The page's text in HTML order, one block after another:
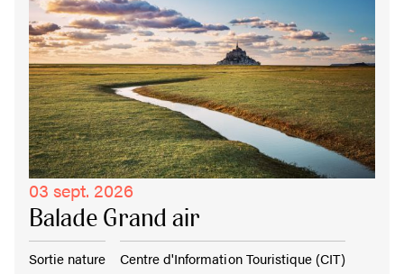
03 sept. 2026
Balade Grand air
Sortie nature Centre d'Information Touristique (CIT)